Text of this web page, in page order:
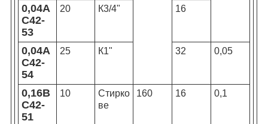
0,04А
С42-
53
20 К3/4" 16
0,04А
С42-
54
25 К1" 32 0,05
0,16В
С42-
51
10
Стирко
ве
160 16 0,1